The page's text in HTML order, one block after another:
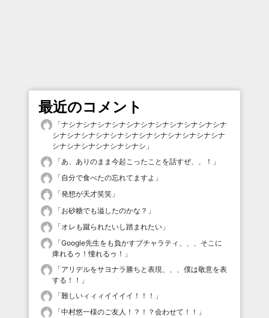
最近のコメント
「ナシナシナシナシナシナシナシナシナシナシナシナ
シナシナシナシナシナシナシナシナシナシナシナシナ
シナシナシナシナシナシナシ 」
「あ、ありのまま今起こったことを話すぜ、、！ 」
「自分で食べたの忘れてますよ 」
「発想が天才笑笑 」
「お砂糖でも溢したのかな？ 」
「オレも蹴られたいし踏まれたい 」
「Google先生をも負かすブチャラティ、、、そこに
痺れるゥ！憧れるゥ！ 」
「アリデルをサヨナラ勝ちと表現、、、僕は敬意を表
する！！ 」
「難しいィィィイイイイ！！！ 」
「中村悠一様のご友人！？！？会わせて！！ 」